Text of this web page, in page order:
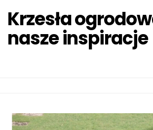
Krzesła
nasze inspiracje